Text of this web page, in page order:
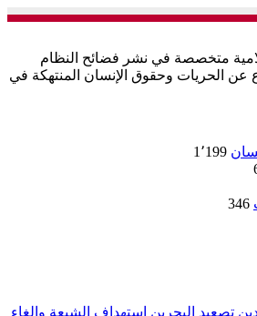
متخصصة في نشر فضائح النظام
عن الحريات وحقوق الإنسان المنتهكة في
1٬199
346